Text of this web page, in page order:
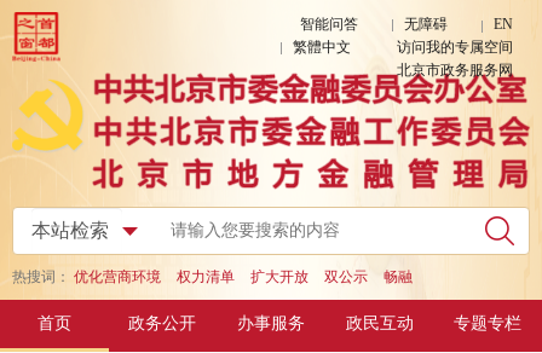
智能问答 无障碍
EN
繁體中文
访问我的专属空间
北京市政务服务网
热搜词： 优化营商环境 权力清单 扩大开放 双公示 畅融
首页 政务公开 办事服务 政民互动 专题专栏